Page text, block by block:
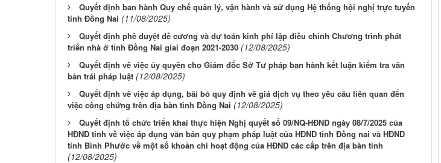
Quyết định ban hành Quy chế quản lý, vận hành và sử dụng Hệ thống hội nghị trực tuyến
tỉnh Đồng Nai (11/08/2025)
Quyết định phê duyệt đề cương và dự toán kinh phí lập điều chỉnh Chương trình phát
triển nhà ở tỉnh Đồng Nai giai đoạn 2021-2030 (12/08/2025)
Quyết định về việc ủy quyền cho Giám đốc Sở Tư pháp ban hành kết luận kiểm tra văn
bản trái pháp luật (12/08/2025)
Quyết định về việc áp dụng, bãi bỏ quy định về giá dịch vụ theo yêu cầu liên quan đến
việc công chứng trên địa bàn tỉnh Đồng Nai (12/08/2025)
Quyết định tổ chức triển khai thực hiện Nghị quyết số 09/NQ-HĐND ngày 08/7/2025 của
HĐND tỉnh về việc áp dụng văn bản quy phạm pháp luật của HĐND tỉnh Đồng nai và HĐND
tỉnh Bình Phước về một số khoản chi hoạt động của HĐND các cấp trên địa bàn tỉnh
(12/08/2025)